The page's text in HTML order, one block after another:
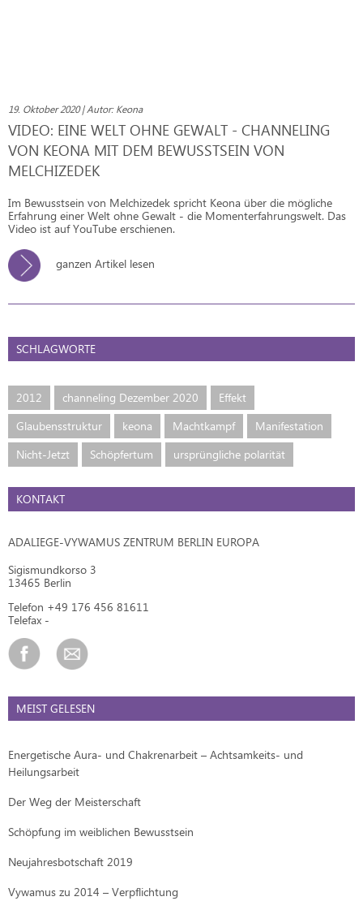
19. Oktober 2020 | Autor: Keona
VIDEO: EINE WELT OHNE GEWALT - CHANNELING
VON KEONA MIT DEM BEWUSSTSEIN VON
MELCHIZEDEK
Im Bewusstsein von Melchizedek spricht Keona über die mögliche
Erfahrung einer Welt ohne Gewalt - die Momenterfahrungswelt. Das
Video ist auf YouTube erschienen.
ganzen Artikel lesen
SCHLAGWORTE
2012 channeling Dezember 2020
Effekt
Glaubensstruktur
keona Machtkampf
Manifestation
Nicht-Jetzt
Schöpfertum ursprüngliche polarität
KONTAKT
ADALIEGE-VYWAMUS ZENTRUM BERLIN EUROPA
Sigismundkorso 3
13465 Berlin
Telefon +49 176 456 81611
Telefax -
MEIST GELESEN
Energetische Aura- und Chakrenarbeit – Achtsamkeits- und
Heilungsarbeit
Der Weg der Meisterschaft
Schöpfung im weiblichen Bewusstsein
Neujahresbotschaft 2019
Vywamus zu 2014 – Verpflichtung